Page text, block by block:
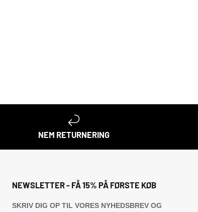
NEM RETURNERING
NEWSLETTER - FÅ 15% PÅ FØRSTE KØB
SKRIV DIG OP TIL VORES NYHEDSBREV OG